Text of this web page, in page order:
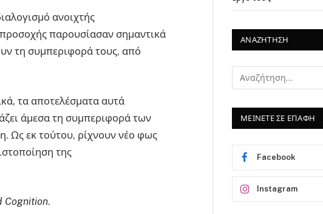
ανοιχτής
παρουσίασαν σημαντικά
τη συμπεριφορά τους, από
τα αποτελέσματα αυτά
άμεσα τη συμπεριφορά των
Ως εκ τούτου, ρίχνουν νέο φως
της
Cognition.
ΑΝΑΖΗΤΗΣΗ
ΜΕΙΝΕΤΕ ΣΕ ΕΠΑΦΗ
Facebook
Instagram